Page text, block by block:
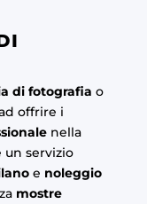
di fotografia o
offrire i
nella
un servizio
e noleggio
mostre